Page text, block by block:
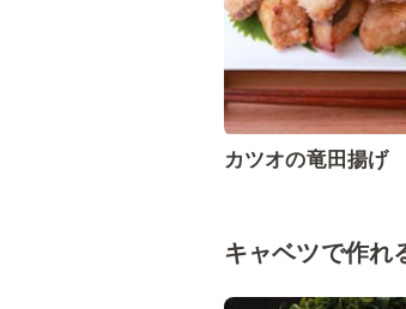
カツオの竜田揚げ
キャベツで作れ